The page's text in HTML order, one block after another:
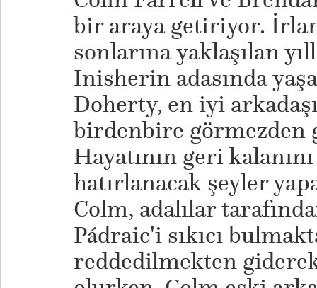
bir araya getiriyor.
sonlarına yaklaşılan
Inisherin adasında
Doherty, en iyi
birdenbire görmezden
Hayatının geri
hatırlanacak şeyler
Colm, adalılar
Pádraic'i sıkıcı
reddedilmekten